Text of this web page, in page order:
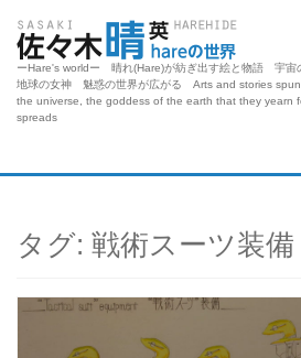
ーHare's worldー 晴れ(Hare)が紡ぎ出す絵と物語 宇宙
地球の女神 魅惑の世界が広がる Arts and stories spun
the universe, the goddess of the earth that they yearn
spreads
タグ: 戦術スーツ装備